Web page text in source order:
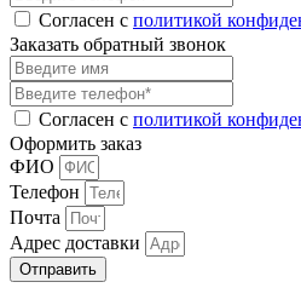
Согласен с политикой
Заказать обратный звонок
Согласен с политикой
Оформить заказ
ФИО
Телефон
Почта
Адрес доставки
Отправить